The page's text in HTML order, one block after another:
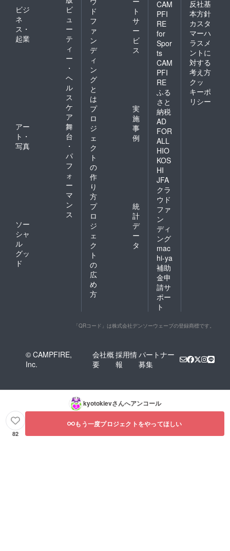
ビジ
ネ
ス・
起業
ビ
ュ
ー
テ
ィ
ー
・
ヘ
ル
ス
ケ
ア
アー
ト・
写真
舞
台
・
パ
フ
ォ
ー
マ
ン
ス
ソー
シャ
ル
グッ
ド
ド
フ
ァ
ン
デ
ィ
ン
グ
と
は
ト
サ
ー
ビ
ス
プ
ロ
ジ
ェ
ク
ト
の
作
り
方
実
施
事
例
プ
ロ
ジ
ェ
ク
ト
の
広
め
方
統
計
デ
ー
タ
CAM
PFI
RE
for
Spor
ts
CAM
PFI
RE
ふる
さと
納税
AD
FOR
ALL
HIO
KOS
HI
JFA
クラ
ウド
ファ
ン
ディ
ング
mac
hi-ya
補助
金申
請サ
ポー
ト
反社基
本方針
カスタ
マーハ
ラスメ
ントに
対する
考え方
クッ
キーポ
リシー
「QRコード」は株式会社デンソーウェーブの登録商標です。
© CAMPFIRE,
Inc.
会社概
要
採用情
報
パートナー
募集
kyotokievさんへアンコール
82
もう一度プロジェクトをやってほしい